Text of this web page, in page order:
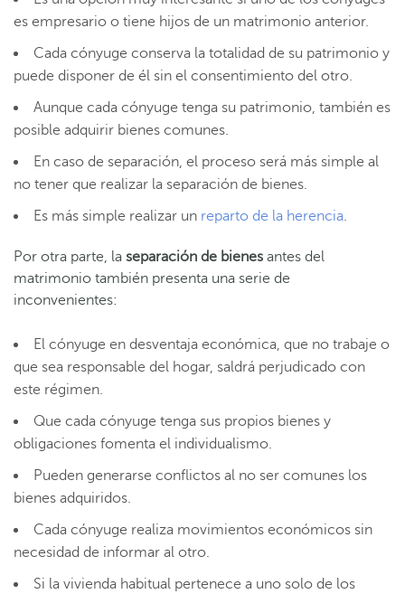
es empresario o tiene hijos de un matrimonio anterior.
Cada cónyuge conserva la totalidad de su patrimonio y
puede disponer de él sin el consentimiento del otro.
Aunque cada cónyuge tenga su patrimonio, también es
posible adquirir bienes comunes.
En caso de separación, el proceso será más simple al
no tener que realizar la separación de bienes.
Es más simple realizar un reparto de la herencia.
Por otra parte, la separación de bienes antes del
matrimonio también presenta una serie de
inconvenientes:
El cónyuge en desventaja económica, que no trabaje o
que sea responsable del hogar, saldrá perjudicado con
este régimen.
Que cada cónyuge tenga sus propios bienes y
obligaciones fomenta el individualismo.
Pueden generarse conflictos al no ser comunes los
bienes adquiridos.
Cada cónyuge realiza movimientos económicos sin
necesidad de informar al otro.
Si la vivienda habitual pertenece a uno solo de los